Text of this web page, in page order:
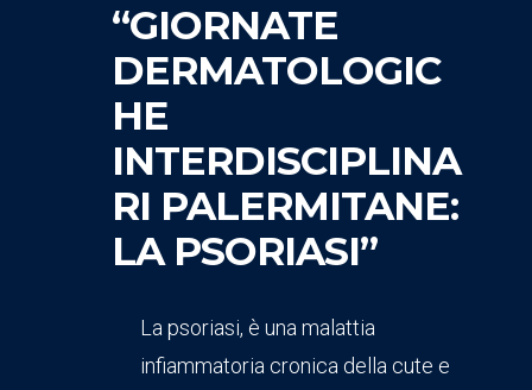
“GIORNATE
DERMATOLOGIC
HE
INTERDISCIPLINA
RI PALERMITANE:
LA PSORIASI”
La psoriasi, è una malattia
infiammatoria cronica della cute e